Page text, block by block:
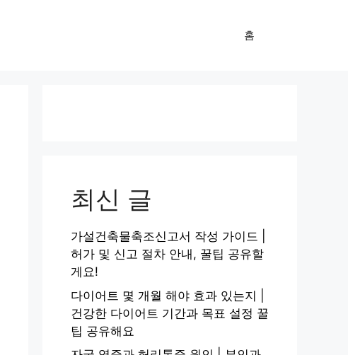
홈
최신 글
가설건축물축조신고서 작성 가이드 |
허가 및 신고 절차 안내, 꿀팁 공유할
게요!
다이어트 몇 개월 해야 효과 있는지 |
건강한 다이어트 기간과 목표 설정 꿀
팁 공유해요